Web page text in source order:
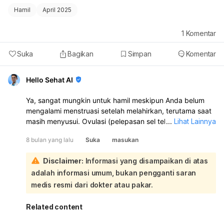
memastikan, pantau siklus menstruasi Anda. Jika
menstruasi Anda terlambat atau tidak datang sesuai
(menggunakan test pack) sekitar 1-2 minggu setelah
atau Anda masih ragu, konsultasikan lebih lanjut dengan
dokter untuk pemeriksaan dan saran yang lebih akurat.
Hamil April 2025
Suka Bagikan Simpan Komentar
1 Komentar
Hello Sehat AI
Ya, sangat mungkin untuk hamil meskipun Anda belum
mengalami menstruasi setelah melahirkan, terutama saat
masih menyusui. Ovulasi (pelepasan sel telur) dapat
sehingga kehamilan bisa terjadi bahkan dengan satu kali
hubungan intim. Menyusui memang dapat menunda
kembalinya kesuburan, namun bukan metode kontrasepsi
yang 100% efektif. Untuk memastikan apakah Anda hamil
atau tidak, disarankan untuk melakukan tes kehamilan.
Jika hasilnya positif atau Anda memiliki kekhawatiran
lebih lanjut, sebaiknya konsultasikan dengan dokter
... Lihat Lainnya
8 bulan yang lalu Suka masukan
Disclaimer: Informasi yang disampaikan di atas
adalah informasi umum, bukan pengganti saran
medis resmi dari dokter atau pakar.
Related content